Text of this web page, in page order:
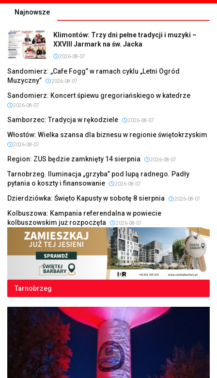
Najnowsze
Klimontów: Trzy dni pełne tradycji i muzyki –
XXVIII Jarmark na św. Jacka
2026-08-07
Sandomierz: „Cafe Fogg” w ramach cyklu „Letni Ogród
Muzyczny”
2026-08-07
Sandomierz: Koncert śpiewu gregoriańskiego w katedrze
2026-08-07
Samborzec: Tradycja w rękodziele 2026-08-07
Włostów: Wielka szansa dla biznesu w regionie świętokrzyskim
2026-08-07
Region: ZUS będzie zamknięty 14 sierpnia 2026-08-07
Tarnobrzeg. Iluminacja „grzyba” pod lupą radnego. Padły
pytania o koszty i finansowanie
2026-08-07
Dzierdziówka: Święto Kapusty w sobotę 8 sierpnia 2026-08-07
Kolbuszowa: Kampania referendalna w powiecie
kolbuszowskim już rozpoczęta
2026-08-07
Tarnobrzeg